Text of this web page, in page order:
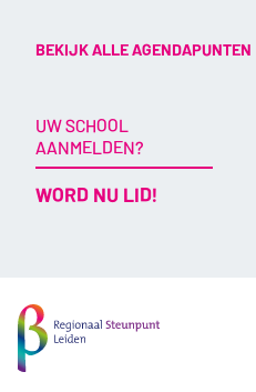
BEKIJK ALLE AGENDAPUNTEN
UW SCHOOL
AANMELDEN?
WORD NU LID!